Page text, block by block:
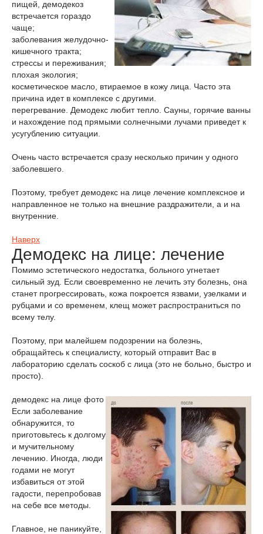
пищей, демодекоз
встречается гораздо
чаще;
заболевания желудочно-
кишечного тракта;
стрессы и переживания;
плохая экология;
косметическое масло, втираемое в кожу лица. Часто эта
причина идет в комплексе с другими.
перегревание. Демодекс любит тепло. Сауны, горячие ванны
и нахождение под прямыми солнечными лучами приведет к
усугублению ситуации.
Очень часто встречается сразу несколько причин у одного
заболевшего.
Поэтому, требует демодекс на лице лечение комплексное и
направленное не только на внешние раздражители, а и на
внутренние.
Наверх
Демодекс на лице: лечение
Помимо эстетического недостатка, больного угнетает
сильный зуд. Если своевременно не лечить эту болезнь, она
станет прогрессировать, кожа покроется язвами, узелками и
рубцами и со временем, клещ может распространиться по
всему телу.
Поэтому, при малейшем подозрении на болезнь,
обращайтесь к специалисту, который отправит Вас в
лабораторию сделать соскоб с лица (это не больно, быстро и
просто).
демодекс на лице фото
Если заболевание
обнаружится, то
приготовьтесь к долгому
и мучительному
лечению. Иногда, люди
годами не могут
избавиться от этой
гадости, перепробовав
на себе все методы.
Главное, не паникуйте,